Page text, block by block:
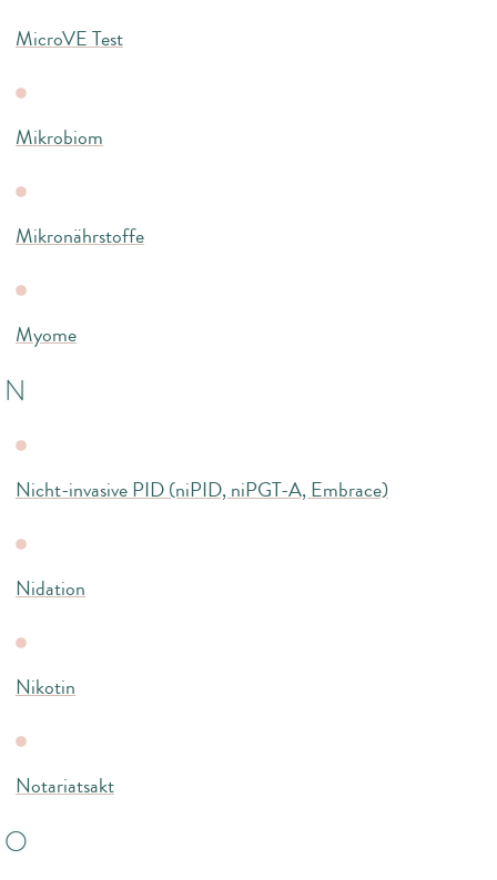
MicroVE Test
Mikrobiom
Mikronährstoffe
Myome
N
Nicht-invasive PID (niPID, niPGT-A, Embrace)
Nidation
Nikotin
Notariatsakt
O